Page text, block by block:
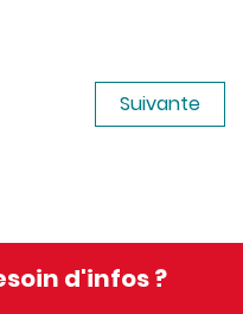
Suivante
d'infos ?